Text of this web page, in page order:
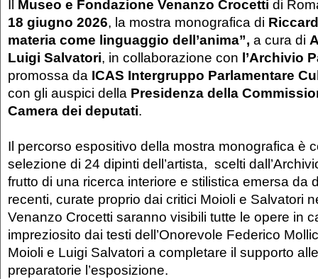
Il Museo e Fondazione Venanzo Crocetti di
18 giugno 2026, la mostra monografica di
materia come linguaggio dell’anima”, a cura di
Luigi Salvatori, in collaborazione con l’Archivio
promossa da ICAS Intergruppo Parlamentare
con gli auspici della Presidenza della
Camera dei deputati.
Il percorso espositivo della mostra monografica è
selezione di 24 dipinti dell’artista, scelti
frutto di una ricerca interiore e stilistica emersa da
recenti, curate proprio dai critici Moioli e Salvatori
Venanzo Crocetti saranno visibili tutte le opere in
impreziosito dai testi dell’Onorevole Federico
Moioli e Luigi Salvatori a completare il supporto
preparatorie l’esposizione.